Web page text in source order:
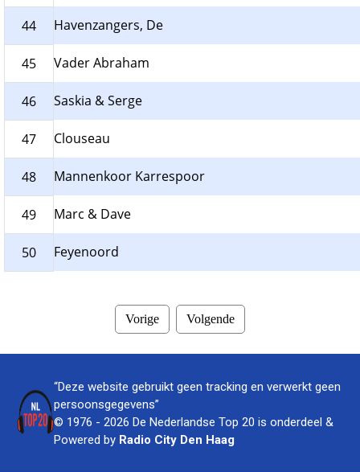
44 Havenzangers, De
45 Vader Abraham
46 Saskia & Serge
47 Clouseau
48 Mannenkoor Karrespoor
49 Marc & Dave
50 Feyenoord
Vorige Volgende
“Deze website gebruikt geen tracking en verwerkt geen
persoonsgegevens”
© 1976 - 2026 De Nederlandse Top 20 is onderdeel &
Powered by Radio City Den Haag